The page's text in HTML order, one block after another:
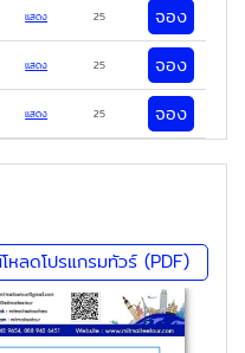
แสดง 25 จอง
แสดง 25 จอง
แสดง 25 จอง
หลดโปรแกรมทัวร์ (PDF)